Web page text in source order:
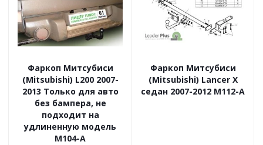
Фаркоп Митсубиси
(Mitsubishi) L200 2007-
2013 Только для авто
без бампера, не
подходит на
удлиненную модель
M104-A
Фаркоп Митсубиси
(Mitsubishi) Lancer X
седан 2007-2012 M112-A